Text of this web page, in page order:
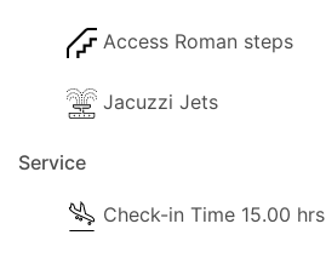
Access Roman steps
Jacuzzi Jets
Service
Check-in Time 15.00 hrs